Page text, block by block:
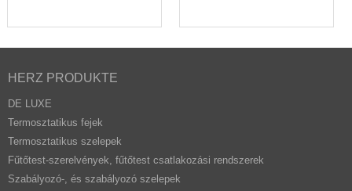
HERZ PRODUKTE
DE LUXE
Termosztatikus fejek
Termosztatikus szelepek
Fűtőtest-szerelvények, fűtőtest csatlakozási rendszerek
Szabályozó-, és szabályozó szelepek